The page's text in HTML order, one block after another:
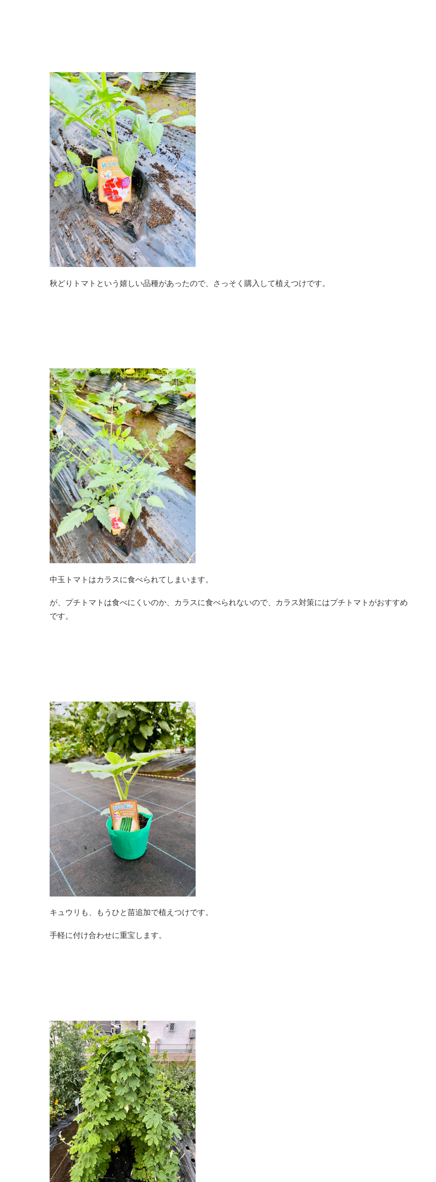
秋どりトマトという嬉しい品種があったので、さっそく購入して植えつけです。
中玉トマトはカラスに食べられてしまいます。
が、プチトマトは食べにくいのか、カラスに食べられないので、カラス対策にはプチトマトがおすすめ
です。
キュウリも、もうひと苗追加で植えつけです。
手軽に付け合わせに重宝します。